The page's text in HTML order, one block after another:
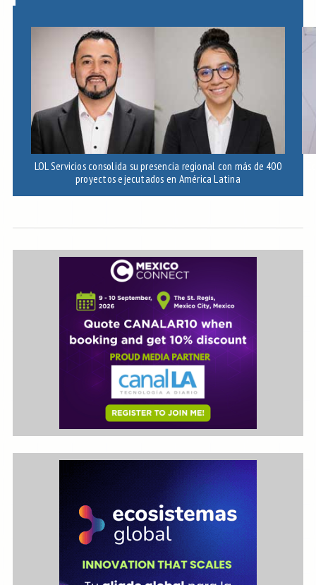
LOL Servicios consolida su presencia regional con más de 400
proyectos ejecutados en América Latina